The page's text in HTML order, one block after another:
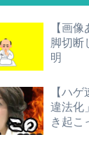
【画
脚切断
明
【ハ
違法化
き起こ